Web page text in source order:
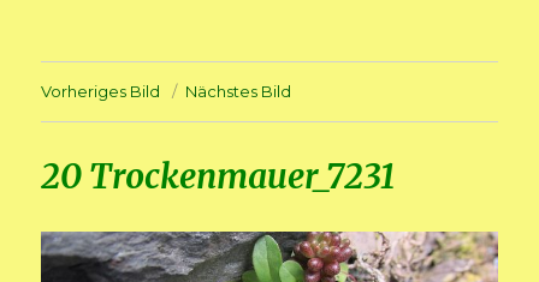
Vorheriges Bild Nächstes Bild
20 Trockenmauer_7231